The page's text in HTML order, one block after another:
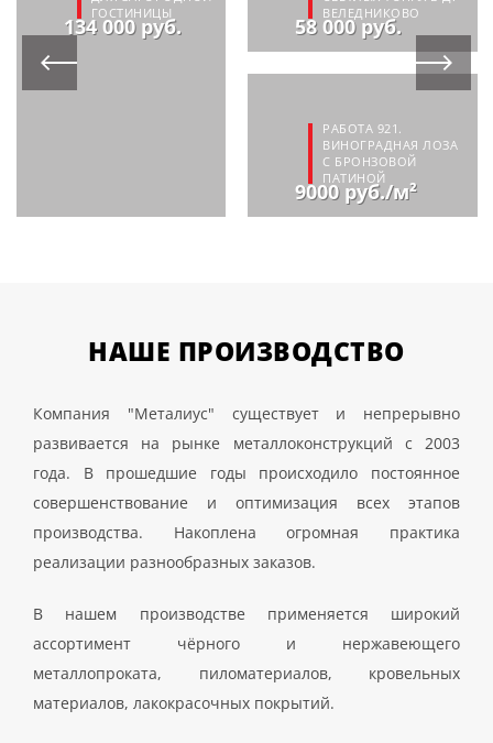
ГОСТИНИЦЫ
134 000 руб.
ВЕЛЕДНИКОВО
58 000 руб.
РАБОТА 921.
ВИНОГРАДНАЯ ЛОЗА
С БРОНЗОВОЙ
ПАТИНОЙ
9000 руб./м²
НАШЕ ПРОИЗВОДСТВО
Компания "Металиус" существует и непрерывно
развивается на рынке металлоконструкций с 2003
года. В прошедшие годы происходило постоянное
совершенствование и оптимизация всех этапов
производства. Накоплена огромная практика
реализации разнообразных заказов.
В нашем производстве применяется широкий
ассортимент чёрного и нержавеющего
металлопроката, пиломатериалов, кровельных
материалов, лакокрасочных покрытий.